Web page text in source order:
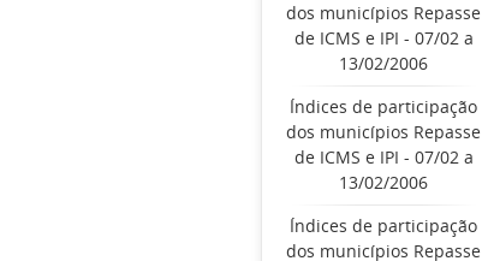
dos municípios Repasse
de ICMS e IPI - 07/02 a
13/02/2006
Índices de participação
dos municípios Repasse
de ICMS e IPI - 07/02 a
13/02/2006
Índices de participação
dos municípios Repasse